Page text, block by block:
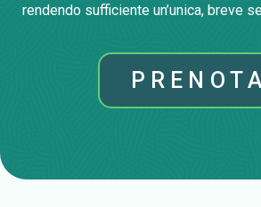
rendendo sufficiente un’unica, breve
PRENOTA